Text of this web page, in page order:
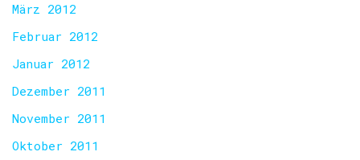
März 2012
Februar 2012
Januar 2012
Dezember 2011
November 2011
Oktober 2011